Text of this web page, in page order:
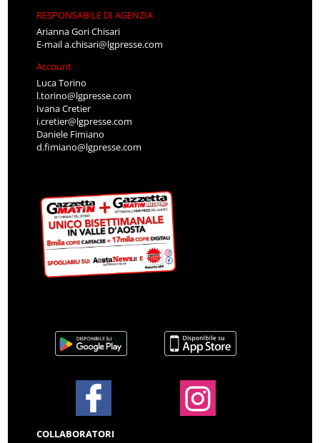
RESPONSABILE DI AGENZIA
Arianna Gori Chisari
E-maila.chisari@lgpresse.com
Account
Luca Torino
l.torino@lgpresse.com
Ivana Cretier
i.cretier@lgpresse.com
Daniele Fimiano
d.fimiano@lgpresse.com
COLLABORATORI